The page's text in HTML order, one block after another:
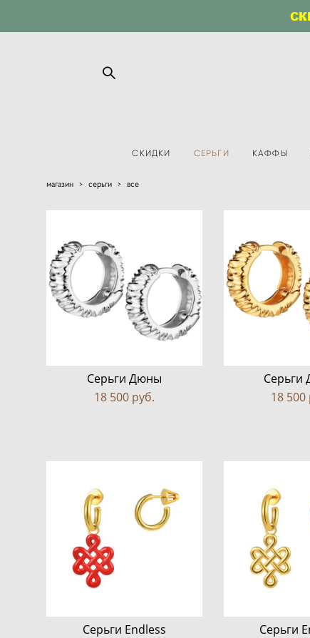
СКИДКИ СЕРЬГИ КАФФЫ
магазин > серьги > все
Серьги Дюны
18 500 pуб.
Серьги
18 500
Серьги Endless
Серьги